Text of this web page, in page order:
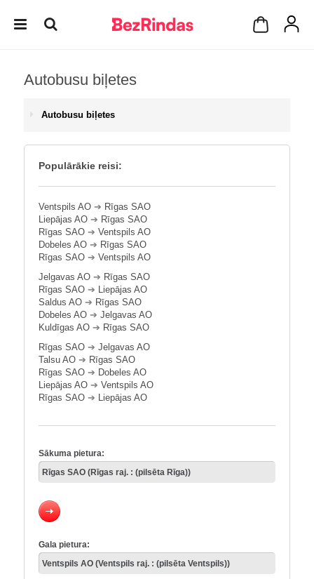
Autobusu biļetes
Autobusu biļetes
Populārākie reisi:
Ventspils AO ➔ Rīgas SAO
Liepājas AO ➔ Rīgas SAO
Rīgas SAO ➔ Ventspils AO
Dobeles AO ➔ Rīgas SAO
Rīgas SAO ➔ Ventspils AO
Jelgavas AO ➔ Rīgas SAO
Rīgas SAO ➔ Liepājas AO
Saldus AO ➔ Rīgas SAO
Dobeles AO ➔ Jelgavas AO
Kuldīgas AO ➔ Rīgas SAO
Rīgas SAO ➔ Jelgavas AO
Talsu AO ➔ Rīgas SAO
Rīgas SAO ➔ Dobeles AO
Liepājas AO ➔ Ventspils AO
Rīgas SAO ➔ Liepājas AO
Sākuma pietura:
Gala pietura: